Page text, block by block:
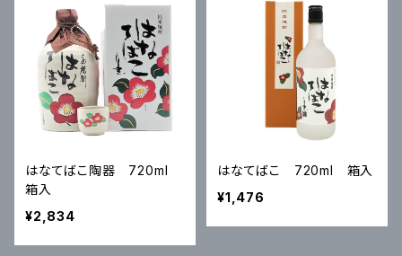
はなてばこ陶器 720ml
箱入
¥2,834
はなてばこ 720ml 箱入
¥1,476